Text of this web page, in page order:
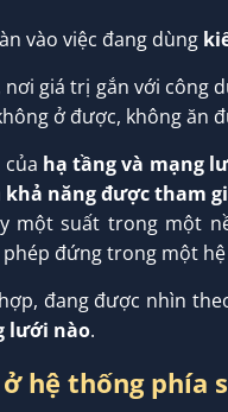
vào việc đang dùng
giá trị gắn với công
ở được, không ăn
hạ tầng và mạng
khả năng được tham
một suất trong một
đứng trong một
đang được nhìn
lưới nào.
hệ thống phía